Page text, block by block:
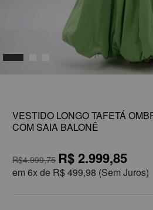
1
VESTIDO LONGO TAFETÁ
COM SAIA BALONÊ
R$4.999,75 R$ 2.999,85
em 6x de R$ 499,98 (Sem Juros)